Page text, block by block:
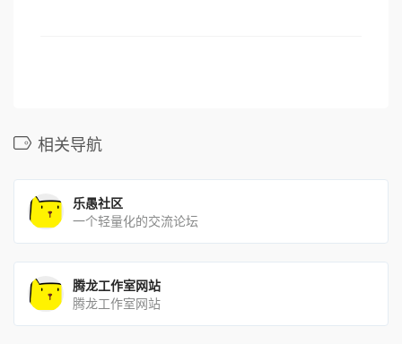
相关导航
乐愚社区
一个轻量化的交流论坛
腾龙工作室网站
腾龙工作室网站